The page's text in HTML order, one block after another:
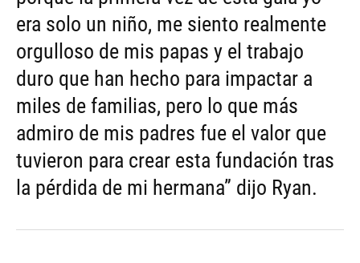
era solo un niño, me siento realmente
orgulloso de mis papas y el trabajo
duro que han hecho para impactar a
miles de familias, pero lo que más
admiro de mis padres fue el valor que
tuvieron para crear esta fundación tras
la pérdida de mi hermana” dijo Ryan.